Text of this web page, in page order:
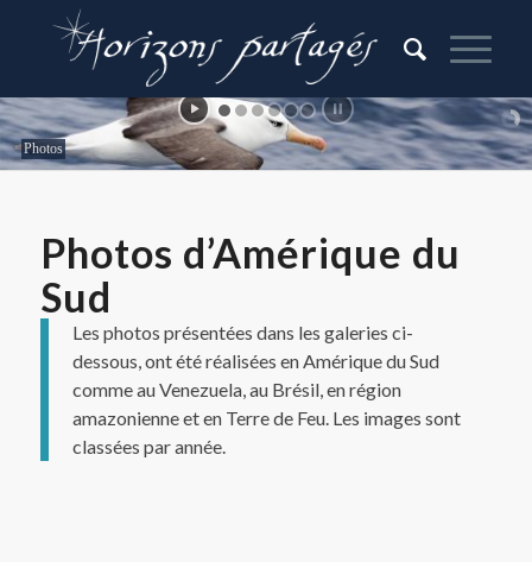
Photos
Photos d’Amérique du
Sud
Les photos présentées dans les galeries ci-
dessous, ont été réalisées en Amérique du Sud
comme au Venezuela, au Brésil, en région
amazonienne et en Terre de Feu. Les images sont
classées par année.